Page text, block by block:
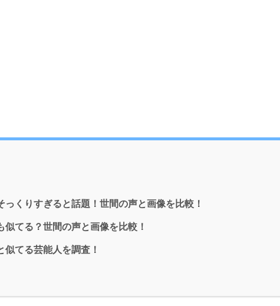
っくりすぎると話題！世間の声と画像を比較！
似てる？世間の声と画像を比較！
てる芸能人を調査！